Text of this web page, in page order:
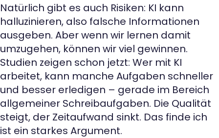
Natürlich gibt es auch Risiken: KI kann
halluzinieren, also falsche Informationen
ausgeben. Aber wenn wir lernen damit
umzugehen, können wir viel gewinnen.
Studien zeigen schon jetzt: Wer mit KI
arbeitet, kann manche Aufgaben schneller
und besser erledigen – gerade im Bereich
allgemeiner Schreibaufgaben. Die Qualität
steigt, der Zeitaufwand sinkt. Das finde ich
ist ein starkes Argument.